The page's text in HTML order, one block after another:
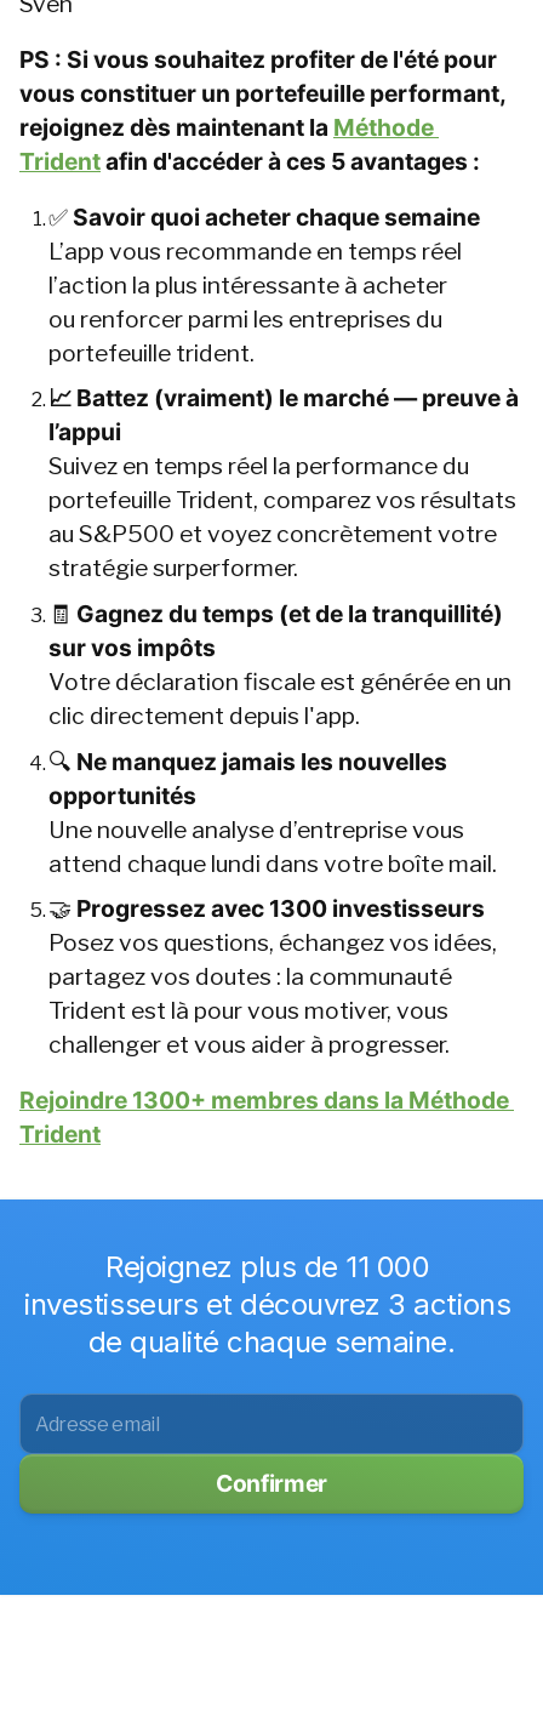
PS : Si vous souhaitez profiter de l'été pour
vous constituer un portefeuille performant,
rejoignez dès maintenant la Méthode
Trident afin d'accéder à ces 5 avantages :
✅ Savoir quoi acheter chaque semaine
L’app vous recommande en temps réel
l’action la plus intéressante à acheter
ou renforcer parmi les entreprises du
portefeuille trident.
📈 Battez (vraiment) le marché — preuve à
l’appui
Suivez en temps réel la performance du
portefeuille Trident, comparez vos résultats
au S&P500 et voyez concrètement votre
stratégie surperformer.
🧾 Gagnez du temps (et de la tranquillité)
sur vos impôts
Votre déclaration fiscale est générée en un
clic directement depuis l'app.
🔍 Ne manquez jamais les nouvelles
opportunités
Une nouvelle analyse d’entreprise vous
attend chaque lundi dans votre boîte mail.
🤝 Progressez avec 1300 investisseurs
Posez vos questions, échangez vos idées,
partagez vos doutes : la communauté
Trident est là pour vous motiver, vous
challenger et vous aider à progresser.
Rejoindre 1300+ membres dans la Méthode
Trident
Rejoignez plus de 11 000
investisseurs et découvrez 3 actions
de qualité chaque semaine.
Confirmer